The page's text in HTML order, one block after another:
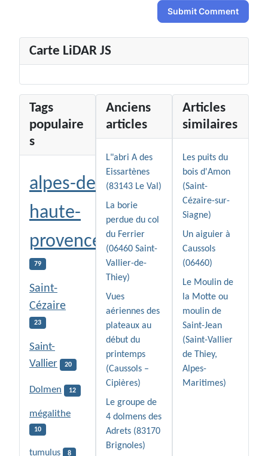
Submit Comment
Carte LiDAR JS
Tags
populaire
s
alpes-de-
haute-
provence
79
Saint-
Cézaire
23
Saint-
Vallier
20
Dolmen 12
mégalithe
10
tumulus 8
Anciens
articles
L"abri A des
Eissartènes
(83143 Le Val)
La borie
perdue du col
du Ferrier
(06460 Saint-
Vallier-de-
Thiey)
Vues
aériennes des
plateaux au
début du
printemps
(Caussols –
Cipières)
Le groupe de
4 dolmens des
Adrets (83170
Brignoles)
Articles
similaires
Les puits du
bois d'Amon
(Saint-
Cézaire-sur-
Siagne)
Un aiguier à
Caussols
(06460)
Le Moulin de
la Motte ou
moulin de
Saint-Jean
(Saint-Vallier
de Thiey,
Alpes-
Maritimes)